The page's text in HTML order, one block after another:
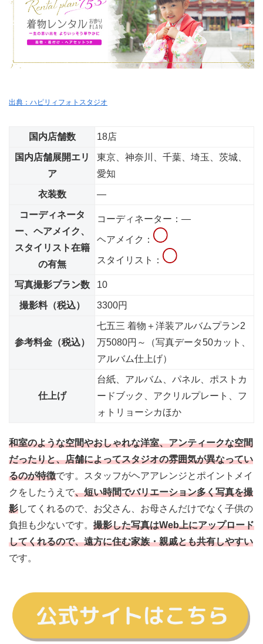
出典：ハピリィフォトスタジオ
国内店舗数 18店
国内店舗展開エリ
ア
東京、神奈川、千葉、埼玉、茨城、
愛知
衣装数 ―
コーディネータ
ー、ヘアメイク、
スタイリスト在籍
の有無
コーディネーター：―
ヘアメイク：
スタイリスト：
写真撮影プラン数 10
撮影料（税込） 3300円
参考料金（税込）
七五三 着物＋洋装アルバムプラン2
万5080円～（写真データ50カット、
アルバム仕上げ）
仕上げ
台紙、アルバム、パネル、ポストカ
ードブック、アクリルプレート、フ
ォトリョーシカほか
和室のような空間やおしゃれな洋室、アンティークな空間
だったりと、店舗によってスタジオの雰囲気が異なってい
るのが特徴です。スタッフがヘアアレンジとポイントメイ
クをしたうえで、短い時間でバリエーション多く写真を撮
影してくれるので、お父さん、お母さんだけでなく子供の
負担も少ないです。 撮影した写真はWeb上にアップロード
してくれるので、遠方に住む家族・親戚とも共有しやすい
です。